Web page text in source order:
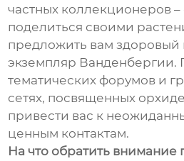
частных коллекционеров –
поделиться своими
предложить вам здоровый
экземпляр
тематических форумов и
сетях, посвященных
привести вас к
ценным контактам.
На что обратить внимание